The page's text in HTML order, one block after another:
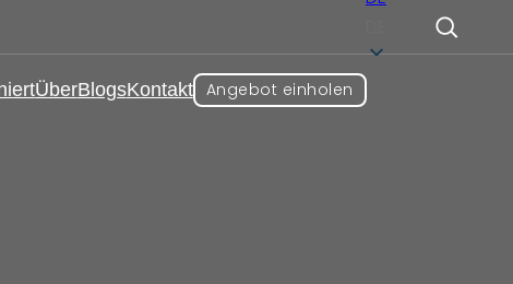
ÜberBlogsKontakt Angebot einholen